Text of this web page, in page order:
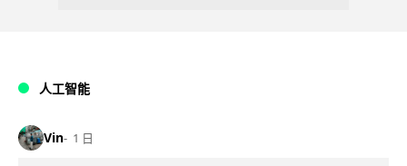
人工智能
Vin 1 日